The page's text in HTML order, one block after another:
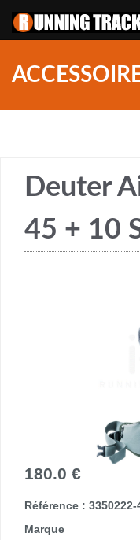
Deuter
45 + 10
180.0 €
Référence : 3350222-
Marque